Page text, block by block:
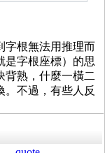
字根無法用推理而
是字根座標）的思
背熟，什麼一橫二
。不過，有些人反